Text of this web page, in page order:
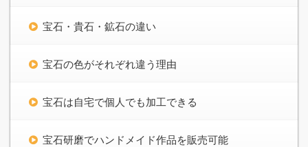
宝石・貴石・鉱石の違い
宝石の色がそれぞれ違う理由
宝石は自宅で個人でも加工できる
宝石研磨でハンドメイド作品を販売可能